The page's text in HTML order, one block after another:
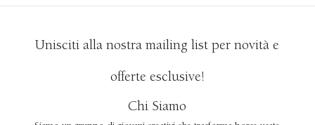
Unisciti alla nostra mailing list per novità e
offerte esclusive!
Chi Siamo